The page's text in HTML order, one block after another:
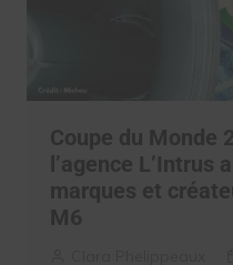
Coupe du Monde
l’agence L’Intrus
marques et
M6